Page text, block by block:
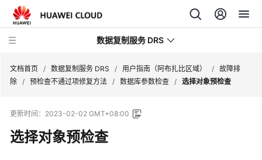
数据复制服务 DRS
新
动
态
文档首页 / 数据复制服务 DRS / 用户指南（阿布扎比区域） / 故障排
除 / 预检查不通过项修复方法 / 数据库参数检查 / 选择对象预检查
更新时间： 2023-02-02 GMT+08:00
选择对象预检查